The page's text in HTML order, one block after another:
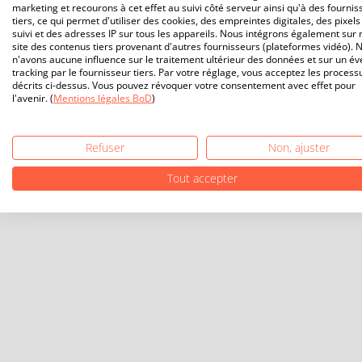
marketing et recourons à cet effet au suivi côté serveur ainsi qu'à des
tiers, ce qui permet d'utiliser des cookies, des empreintes digitales, des
suivi et des adresses IP sur tous les appareils. Nous intégrons également sur
site des contenus tiers provenant d'autres fournisseurs (plateformes vidéo).
n'avons aucune influence sur le traitement ultérieur des données et sur un
tracking par le fournisseur tiers. Par votre réglage, vous acceptez les
décrits ci-dessus. Vous pouvez révoquer votre consentement avec effet pour
l'avenir. (Mentions légales BoD)
Refuser
Non, ajuster
Tout accepter